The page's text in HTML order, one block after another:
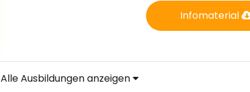
Infomaterial
Alle Ausbildungen anzeigen